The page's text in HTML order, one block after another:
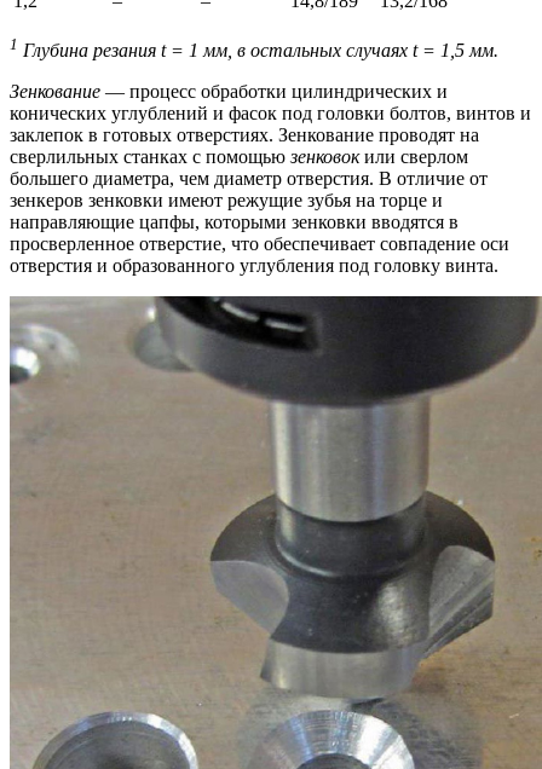
1 Глубина резания t = 1 мм, в остальных случаях t = 1,5 мм.
Зенкование — процесс обработки цилиндрических и
конических углублений и фасок под головки болтов, винтов и
заклепок в готовых отверстиях. Зенкование проводят на
сверлильных станках с помощьюзенковокили сверлом
большего диаметра, чем диаметр отверстия. В отличие от
зенкеров зенковки имеют режущие зубья на торце и
направляющие цапфы, которыми зенковки вводятся в
просверленное отверстие, что обеспечивает совпадение оси
отверстия и образованного углубления под головку винта.